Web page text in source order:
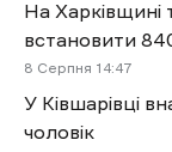
На Харківщині
встановити
8 Cерпня 14:47
У Ківшарівці
чоловік